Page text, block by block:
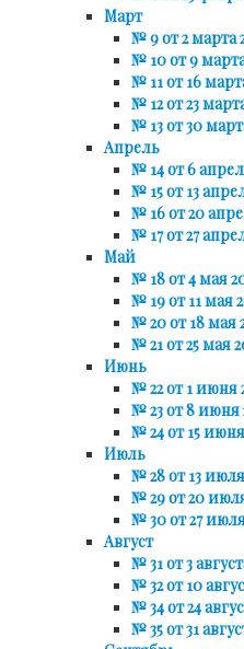
Март
№ 9 от 2 марта
№ 10 от 9
№ 11 от 16
№ 12 от 23
№ 13 от 30
Апрель
№ 14 от 6
№ 15 от 13
№ 16 от 20
№ 17 от 27
Май
№ 18 от 4 мая
№ 19 от 11 мая
№ 20 от 18 мая
№ 21 от 25 мая
Июнь
№ 22 от 1 июня
№ 23 от 8 июня
№ 24 от 15
Июль
№ 28 от 13
№ 29 от 20
№ 30 от 27
Август
№ 31 от 3
№ 32 от 10
№ 34 от 24
№ 35 от 31